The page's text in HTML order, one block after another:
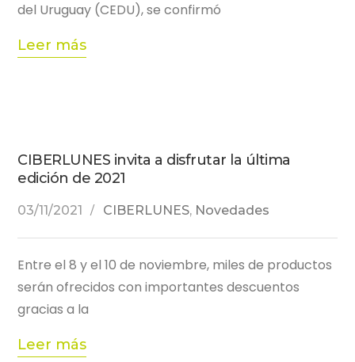
del Uruguay (CEDU), se confirmó
Leer más
CIBERLUNES invita a disfrutar la última
edición de 2021
03/11/2021 CIBERLUNES, Novedades
Entre el 8 y el 10 de noviembre, miles de productos
serán ofrecidos con importantes descuentos
gracias a la
Leer más